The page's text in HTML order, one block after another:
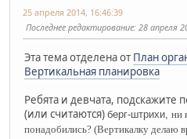
25 апреля 2014, 16:46:39
Последнее редактирование: 28 апреля
Эта тема отделена от План
Вертикальная планировка
Ребята и девчата, подскажите
(или считаются) берг-штрихи, ни
понадобились? (Вертикалку делаю